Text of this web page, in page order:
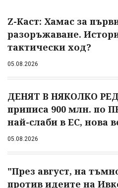
Z-Каст: Хамас за
разоръжаване.
тактически ход?
05.08.2026
ДЕНЯТ В НЯКОЛКО
приписа 900 млн. по
най-слаби в ЕС, нова
05.08.2026
"През август, на
против идеите на